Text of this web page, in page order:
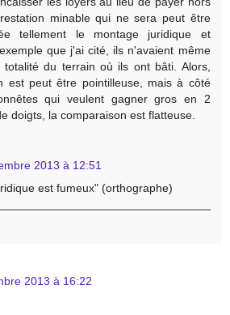
minable qui ne sera peut être
tellement le montage juridique et
que j'ai cité, ils n'avaient même
du terrain où ils ont bâti. Alors,
est peut être pointilleuse, mais à côté
qui veulent gagner gros en 2
doigts, la comparaison est flatteuse.
2013 à 12:51
est fumeux" (orthographe)
2013 à 16:22